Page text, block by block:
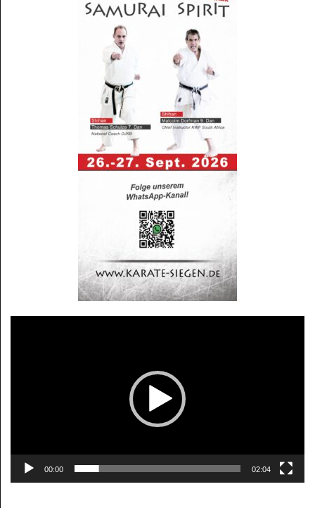
00:00 02:04